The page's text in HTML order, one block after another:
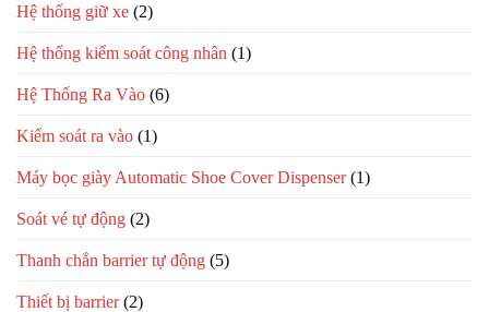
Hệ thống giữ xe (2)
Hệ thống kiểm soát công nhân (1)
Hệ Thống Ra Vào (6)
Kiểm soát ra vào (1)
Máy bọc giày Automatic Shoe Cover Dispenser(1)
Soát vé tự động (2)
Thanh chắn barrier tự động (5)
Thiết bị barrier(2)